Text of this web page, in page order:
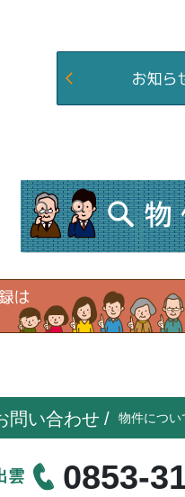
問い合わせ / 物件につい
雲 0853-